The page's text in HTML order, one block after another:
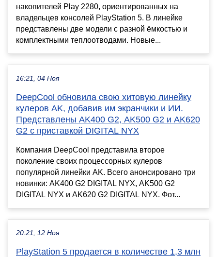
накопителей Play 2280, ориентированных на
владельцев консолей PlayStation 5. В линейке
представлены две модели с разной ёмкостью и
комплектными теплоотводами. Новые...
16:21, 04 Ноя
DeepCool обновила свою хитовую линейку
кулеров AK, добавив им экранчики и ИИ.
Представлены AK400 G2, AK500 G2 и AK620
G2 с приставкой DIGITAL NYX
Компания DeepCool представила второе
поколение своих процессорных кулеров
популярной линейки AK. Всего анонсировано три
новинки: AK400 G2 DIGITAL NYX, AK500 G2
DIGITAL NYX и AK620 G2 DIGITAL NYX. Фот...
20:21, 12 Ноя
PlayStation 5 продается в количестве 1,3 млн